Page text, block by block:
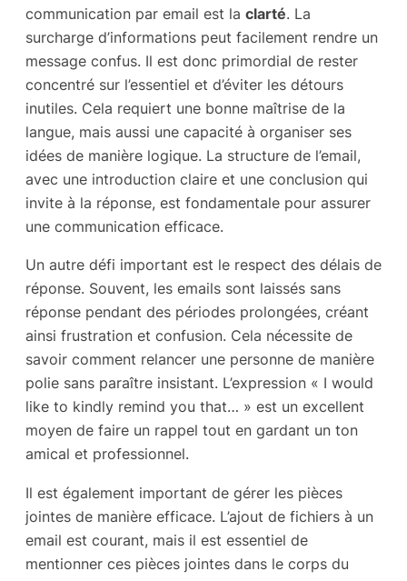
communication par email est la clarté. La
surcharge d’informations peut facilement rendre un
message confus. Il est donc primordial de rester
concentré sur l’essentiel et d’éviter les détours
inutiles. Cela requiert une bonne maîtrise de la
langue, mais aussi une capacité à organiser ses
idées de manière logique. La structure de l’email,
avec une introduction claire et une conclusion qui
invite à la réponse, est fondamentale pour assurer
une communication efficace.
Un autre défi important est le respect des délais de
réponse. Souvent, les emails sont laissés sans
réponse pendant des périodes prolongées, créant
ainsi frustration et confusion. Cela nécessite de
savoir comment relancer une personne de manière
polie sans paraître insistant. L’expression « I would
like to kindly remind you that… » est un excellent
moyen de faire un rappel tout en gardant un ton
amical et professionnel.
Il est également important de gérer les pièces
jointes de manière efficace. L’ajout de fichiers à un
email est courant, mais il est essentiel de
mentionner ces pièces jointes dans le corps du